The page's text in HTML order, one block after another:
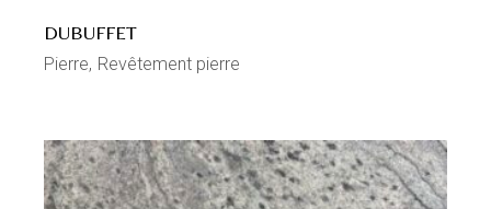
DUBUFFET
Pierre Revêtement pierre